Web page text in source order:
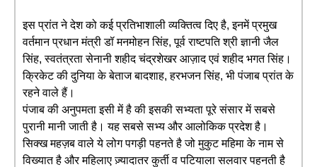
इस प्रांत ने देश को कई प्रतिभाशाली व्यक्तित्व दिए है, इनमें प्रमुख
वर्तमान प्रधान मंत्री डॉ मनमोहन सिंह, पूर्व राष्टपति श्री ज्ञानी जैल
सिंह, स्वतंत्रता सेनानी शहीद चंद्रशेखर आज़ाद एवं शहीद भगत सिंह।
क्रिकेट की दुनिया के बेताज बादशाह, हरभजन सिंह, भी पंजाब प्रांत के
रहने वाले हैं।
पंजाब की अनुपमता इसी में है की इसकी सभ्यता पूरे संसार में सबसे
पुरानी मानी जाती है। यह सबसे सभ्य और आलोकिक प्रदेश है।
सिक्ख महज़ब वाले ये लोग पगड़ी पहनते है जो मुकुट महिमा के नाम से
विख्यात है और महिलाए ज़्यादातर कुर्ती व पटियाला सलवार पहनती है